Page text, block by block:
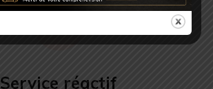
Service réactif